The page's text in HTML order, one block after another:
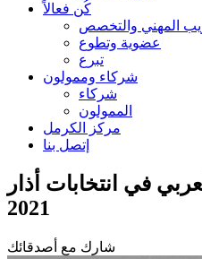
كُن فعالاً
المهني والتخصص
عضوية وتطوع
تبرع
شركاء وممولون
شركاء
الممولون
مركز الكرمل
إتصل بنا
في انتخابات أذار
2021
شارك مع أصدقائك